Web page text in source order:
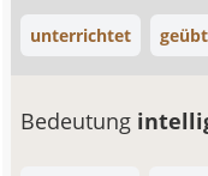
unterrichtet geübt
Bedeutung